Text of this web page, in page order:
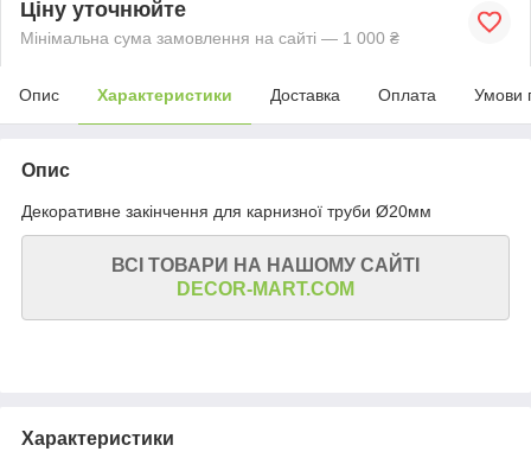
Ціну уточнюйте
Мінімальна сума замовлення на сайті — 1 000 ₴
Опис Характеристики Доставка Оплата Умови
Опис
Декоративне закінчення для карнизної труби Ø20мм
ВСІ ТОВАРИ НА НАШОМУ САЙТІ
DECOR-MART.COM
Характеристики